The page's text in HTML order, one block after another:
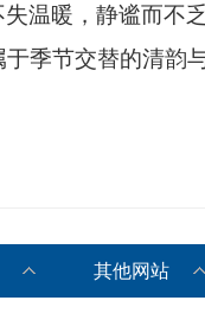
温暖，静谧而不
季节交替的清韵与
其他网站